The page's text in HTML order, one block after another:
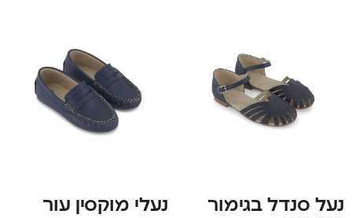
נעל סנדל בגימור
נעלי מוקסין עור